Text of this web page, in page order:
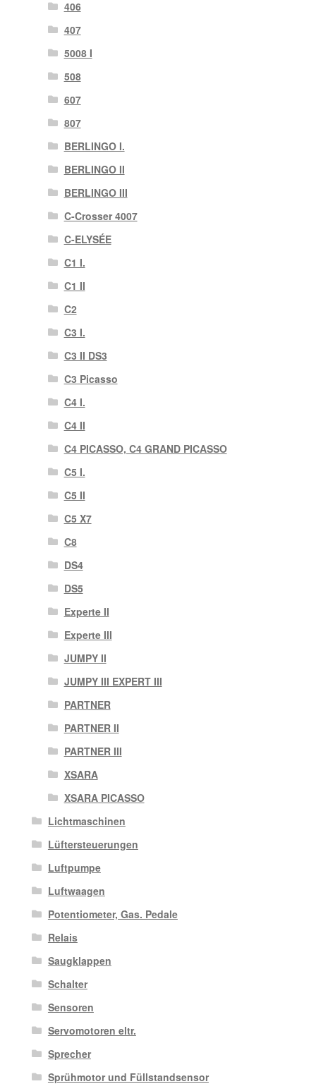
406
407
5008 I
508
607
807
BERLINGO I.
BERLINGO II
BERLINGO III
C-Crosser 4007
C-ELYSÉE
C1 I.
C1 II
C2
C3 I.
C3 II DS3
C3 Picasso
C4 I.
C4 II
C4 PICASSO, C4 GRAND PICASSO
C5 I.
C5 II
C5 X7
C8
DS4
DS5
Experte II
Experte III
JUMPY II
JUMPY III EXPERT III
PARTNER
PARTNER II
PARTNER III
XSARA
XSARA PICASSO
Lichtmaschinen
Lüftersteuerungen
Luftpumpe
Luftwaagen
Potentiometer, Gas. Pedale
Relais
Saugklappen
Schalter
Sensoren
Servomotoren eltr.
Sprecher
Sprühmotor und Füllstandsensor